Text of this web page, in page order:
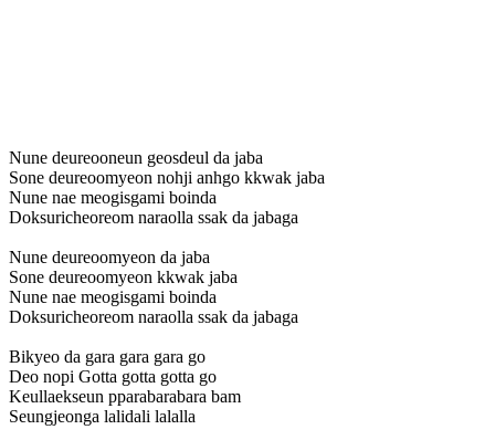
Nune deureooneun geosdeul da jaba
Sone deureoomyeon nohji anhgo kkwak jaba
Nune nae meogisgami boinda
Doksuricheoreom naraolla ssak da jabaga
Nune deureoomyeon da jaba
Sone deureoomyeon kkwak jaba
Nune nae meogisgami boinda
Doksuricheoreom naraolla ssak da jabaga
Bikyeo da gara gara gara go
Deo nopi Gotta gotta gotta go
Keullaekseun pparabarabara bam
Seungjeonga lalidali lalalla